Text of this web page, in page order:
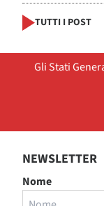
TUTTI I POST
Gli Stati
NEWSLETTER
Nome